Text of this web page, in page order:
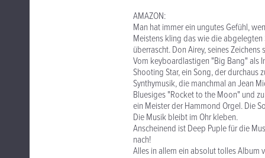
AMAZON:
Man hat immer ein ungutes Gefühl,
Meistens kling das wie die abgelegten
überrascht. Don Airey, seines
Vom keyboardlastigen "Big Bang" als
Shooting Star, ein Song, der durchaus
Synthymusik, die manchmal an Jean
Bluesiges "Rocket to the Moon" und
ein Meister der Hammond Orgel. Die
Die Musik bleibt im Ohr kleben.
Anscheinend ist Deep Puple für die
nach!
Alles in allem ein absolut tolles